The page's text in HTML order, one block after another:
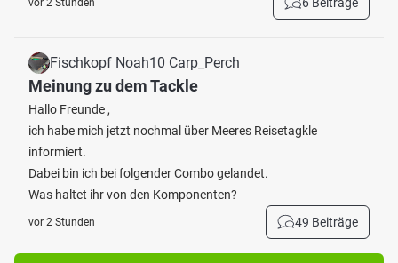
vor 2 Stunden
Fischkopf Noah10 Carp_Perch
Meinung zu dem Tackle
Hallo Freunde ,
ich habe mich jetzt nochmal über Meeres Reisetagkle
informiert.
Dabei bin ich bei folgender Combo gelandet.
Was haltet ihr von den Komponenten?
vor 2 Stunden 49 Beiträge